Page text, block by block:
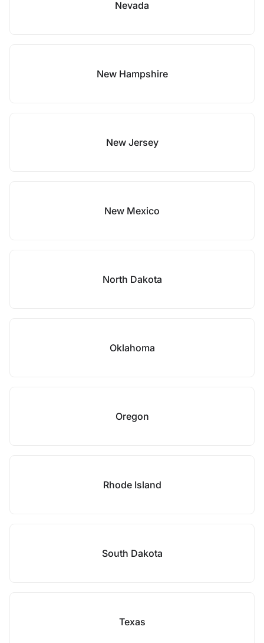
Nevada
New Hampshire
New Jersey
New Mexico
North Dakota
Oklahoma
Oregon
Rhode Island
South Dakota
Texas